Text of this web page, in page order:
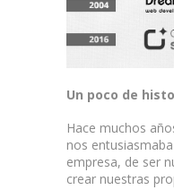
Un poco de
Hace muchos
nos
empresa, de ser
crear nuestras